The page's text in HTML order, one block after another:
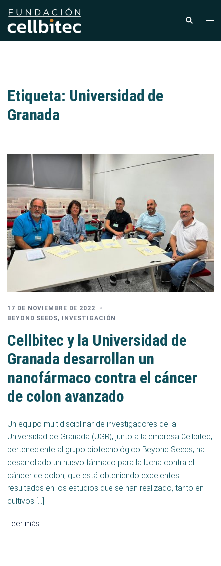
Etiqueta: Universidad de
Granada
17 DE NOVIEMBRE DE 2022
BEYOND SEEDS, INVESTIGACIÓN
Cellbitec y la Universidad de
Granada desarrollan un
nanofármaco contra el cáncer
de colon avanzado
Un equipo multidisciplinar de investigadores de la
Universidad de Granada (UGR), junto a la empresa Cellbitec,
perteneciente al grupo biotecnológico Beyond Seeds, ha
desarrollado un nuevo fármaco para la lucha contra el
cáncer de colon, que está obteniendo excelentes
resultados en los estudios que se han realizado, tanto en
cultivos […]
Leer más